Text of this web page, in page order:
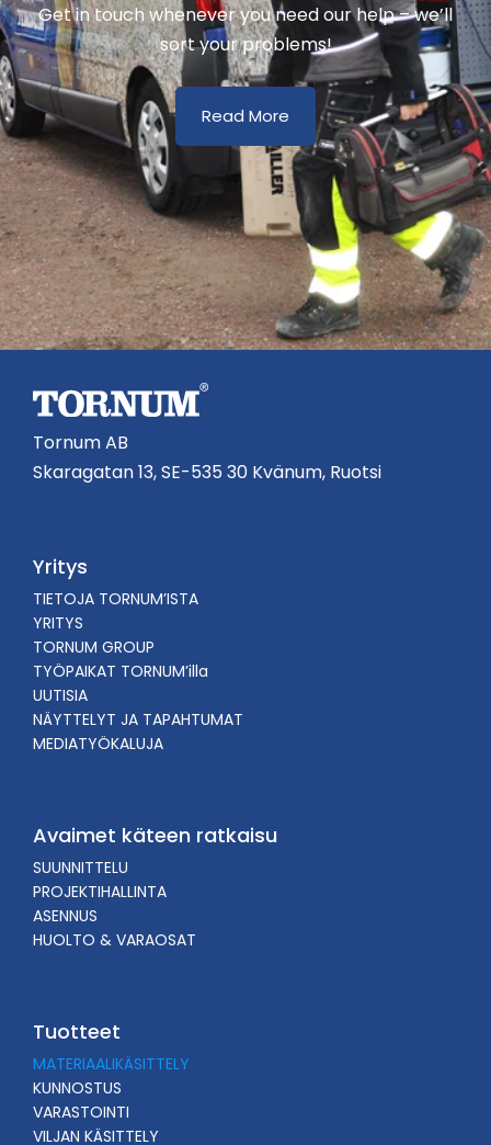
Get in touch whenever you need our help – we’ll
sort your problems!
Read More
Tornum AB
Skaragatan 13, SE-535 30 Kvänum, Ruotsi
Yritys
TIETOJA TORNUM’ISTA
YRITYS
TORNUM GROUP
TYÖPAIKAT TORNUM’illa
UUTISIA
NÄYTTELYT JA TAPAHTUMAT
MEDIATYÖKALUJA
Avaimet käteen ratkaisu
SUUNNITTELU
PROJEKTIHALLINTA
ASENNUS
HUOLTO & VARAOSAT
Tuotteet
MATERIAALIKÄSITTELY
KUNNOSTUS
VARASTOINTI
VILJAN KÄSITTELY